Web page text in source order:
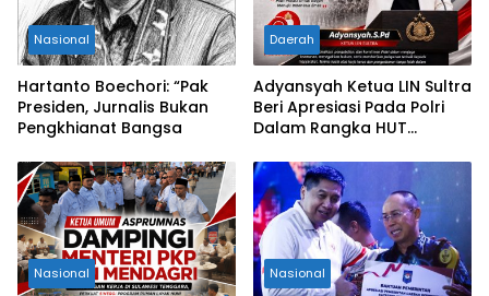
Nasional
Hartanto Boechori: “Pak
Presiden, Jurnalis Bukan
Pengkhianat Bangsa
Daerah
Adyansyah Ketua LIN Sultra
Beri Apresiasi Pada Polri
Dalam Rangka HUT
Nasional Nasional